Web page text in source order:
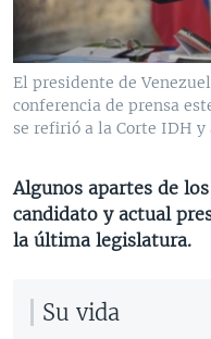
VENEZUELA
BRASIL
NICARAGUA
ECONOMÍA
ENTRETENIMIENTO Y
TECNOLOGÍA
DEPORTES
MULTIMEDIA
VIDEOS
FOTOGRAFÍA
AUDIOS
PROGRAMAS TV
EL MUNDO AL DÍA
FORO
LAS CLAVES
PANORAMA
RADIO
AVANCE INFORMATIVO
BUENOS DÍAS AMÉRICA
ESTADOS UNIDOS AL DÍA
DIRECT
Learning English
El presidente de
conferencia de prensa
se refirió a la Corte IDH
Algunos apartes de
candidato y actual
la última legislatura.
Su vida